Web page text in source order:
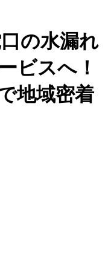
の水漏れ
ビスへ！
地域密着